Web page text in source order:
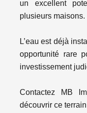
un excellent
plusieurs maisons.
L’eau est déjà
opportunité rare
investissement
Contactez MB
découvrir ce